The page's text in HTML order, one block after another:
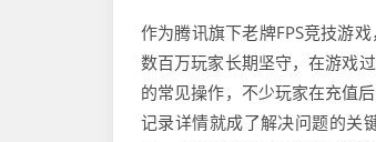
作为腾讯旗下老牌FPS竞技游
数百万玩家长期坚守，在游戏
的常见操作，不少玩家在充值
记录详情就成了解决问题的关